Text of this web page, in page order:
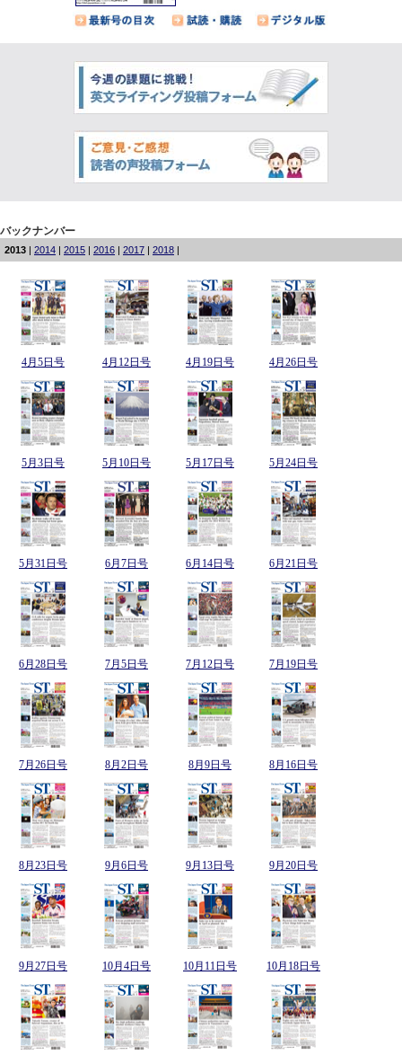
バックナンバー
2013 | 2014 | 2015 | 2016 | 2017 | 2018 |
4月5日号 4月12日号 4月19日号 4月26日号
5月3日号 5月10日号 5月17日号 5月24日号
5月31日号 6月7日号 6月14日号 6月21日号
6月28日号 7月5日号 7月12日号 7月19日号
7月26日号 8月2日号 8月9日号 8月16日号
8月23日号 9月6日号 9月13日号 9月20日号
9月27日号 10月4日号 10月11日号 10月18日号